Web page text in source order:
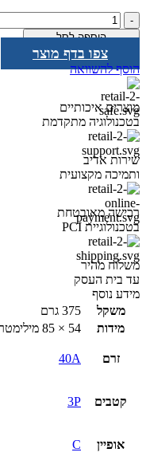
כמות
של
מא"ז
iC60N
40A
הוספה לסל
צפו בדף מוצר
הוסף להשוואה
מוצרים איכותיים
בטכנולוגיה מתקדמת
שירות אדיב
ותמיכה מקצועית
רכישה מאובטחת
בטכנולוגיית PCI
משלוח מהיר
עד בית העסק
מידע נוסף
משקל
375 גרם
מידות
54 × 85 מילימטרים
זרם 40A
קטבים 3P
אופיין C